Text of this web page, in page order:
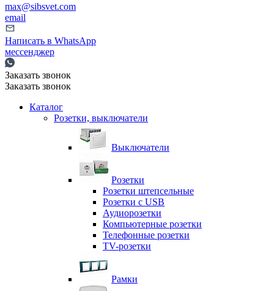
max@sibsvet.com
email
Написать в WhatsApp
мессенджер
Заказать звонок
Заказать звонок
Каталог
Розетки, выключатели
Выключатели
Розетки
Розетки штепсельные
Розетки с USB
Аудиорозетки
Компьютерные розетки
Телефонные розетки
TV-розетки
Рамки